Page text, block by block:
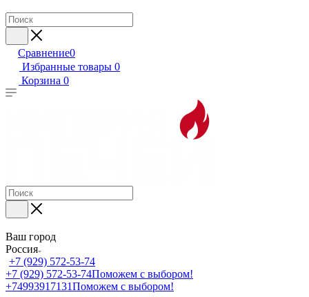
Сравнение0
Избранные товары 0
Корзина 0
Ваш город
Россия
+7 (929) 572-53-74
+7 (929) 572-53-74Поможем с выбором!
+74993917131Поможем с выбором!